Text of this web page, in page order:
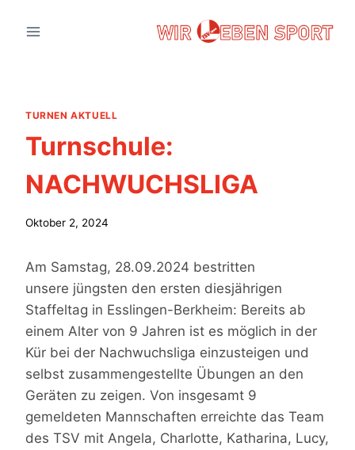
Inhalt
TURNEN AKTUELL
Turnschule:
NACHWUCHSLIGA
Oktober 2, 2024
Am Samstag, 28.09.2024 bestritten
unsere jüngsten den ersten diesjährigen
Staffeltag in Esslingen-Berkheim: Bereits ab
einem Alter von 9 Jahren ist es möglich in der
Kür bei der Nachwuchsliga einzusteigen und
selbst zusammengestellte Übungen an den
Geräten zu zeigen. Von insgesamt 9
gemeldeten Mannschaften erreichte das Team
des TSV mit Angela, Charlotte, Katharina, Lucy,